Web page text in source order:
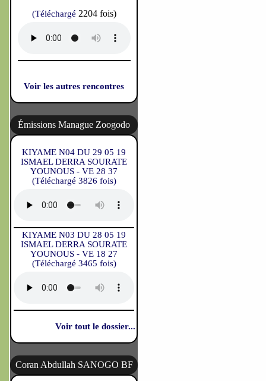
(Téléchargé 2204 fois)
Voir les autres rencontres
Émissions Manague Zoogodo
KIYAME N04 DU 29 05 19
ISMAEL DERRA SOURATE
YOUNOUS - VE 28 37
(Téléchargé 3826 fois)
KIYAME N03 DU 28 05 19
ISMAEL DERRA SOURATE
YOUNOUS - VE 18 27
(Téléchargé 3465 fois)
Voir tout le dossier...
Coran Abdullah SANOGO BF